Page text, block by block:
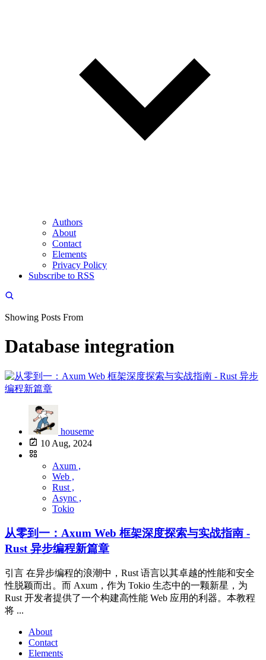
Authors
About
Contact
Elements
Privacy Policy
Subscribe to RSS
Showing Posts From
Database integration
houseme
10 Aug, 2024
Axum ,
Web ,
Rust ,
Async ,
Tokio
从零到一：Axum Web 框架深度探索与实战指南 -
Rust 异步编程新篇章
引言 在异步编程的浪潮中，Rust 语言以其卓越的性能和安全
性脱颖而出。而 Axum，作为 Tokio 生态中的一颗新星，为
Rust 开发者提供了一个构建高性能 Web 应用的利器。本教程
将 ...
About
Contact
Elements